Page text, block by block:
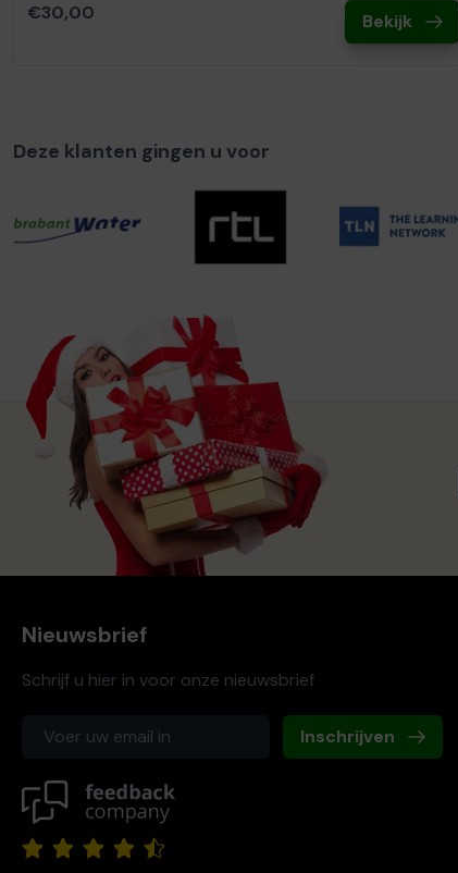
€30,00 Bekijk
Deze klanten gingen u voor
Nieuwsbrief
Schrijf u hier in voor onze nieuwsbrief
Inschrijven